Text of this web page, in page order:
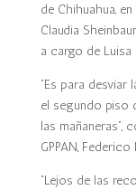
de Chihuahua,
Claudia
a cargo de Luisa
“Es para desviar
el segundo piso
las mañaneras”,
GPPAN, Federico
“Lejos de las